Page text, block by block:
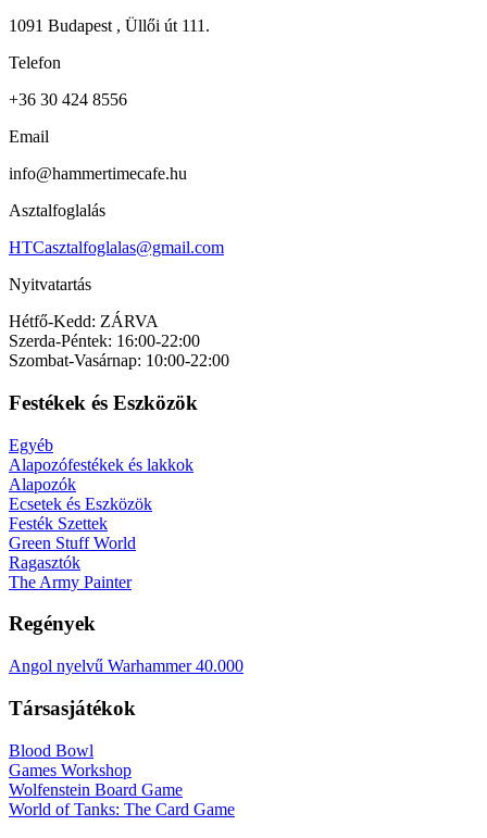
1091 Budapest , Üllői út 111.
Telefon
+36 30 424 8556
Email
info@hammertimecafe.hu
Asztalfoglalás
HTCasztalfoglalas@gmail.com
Nyitvatartás
Hétfő-Kedd: ZÁRVA
Szerda-Péntek: 16:00-22:00
Szombat-Vasárnap: 10:00-22:00
Festékek és Eszközök
Egyéb
Alapozófestékek és lakkok
Alapozók
Ecsetek és Eszközök
Festék Szettek
Green Stuff World
Ragasztók
The Army Painter
Regények
Angol nyelvű Warhammer 40.000
Társasjátékok
Blood Bowl
Games Workshop
Wolfenstein Board Game
World of Tanks: The Card Game